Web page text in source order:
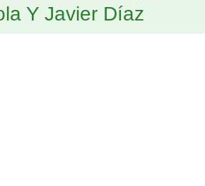
Y Javier Díaz